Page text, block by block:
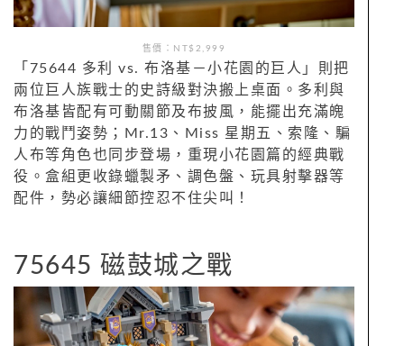
售價：NT$2,999
「75644 多利 vs. 布洛基－小花園的巨人」則把
兩位巨人族戰士的史詩級對決搬上桌面。多利與
布洛基皆配有可動關節及布披風，能擺出充滿魄
力的戰鬥姿勢；Mr.13、Miss 星期五、索隆、騙
人布等角色也同步登場，重現小花園篇的經典戰
役。盒組更收錄蠟製矛、調色盤、玩具射擊器等
配件，勢必讓細節控忍不住尖叫！
75645 磁鼓城之戰